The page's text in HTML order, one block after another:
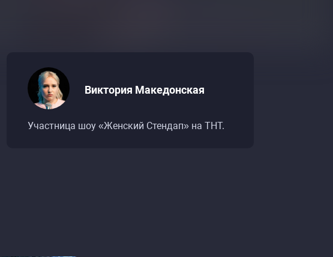
Виктория Македонская
Участница шоу «Женский Стендап» на ТНТ.